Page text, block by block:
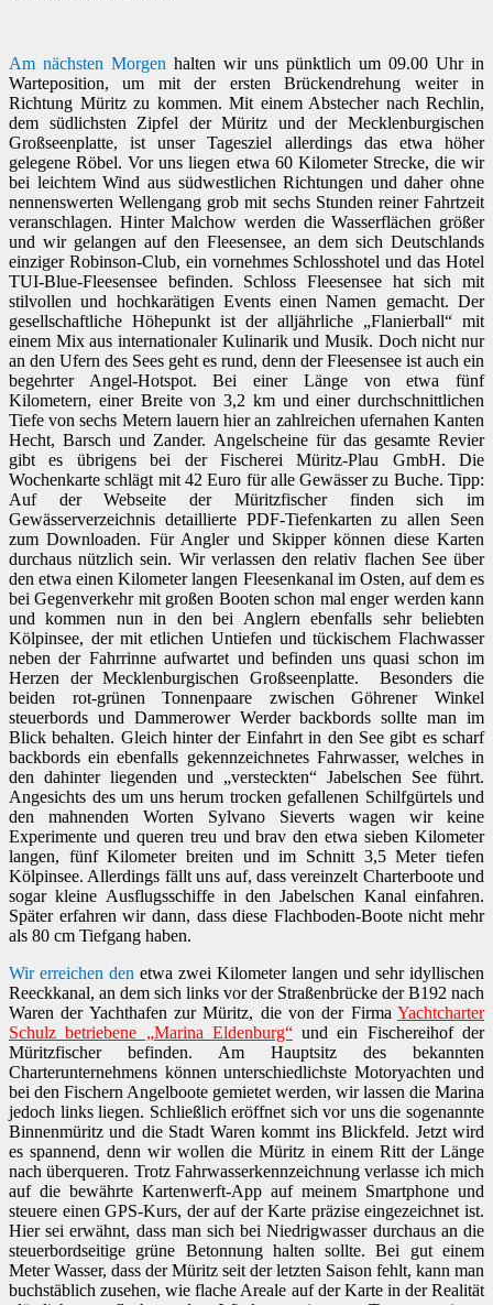
Am nächsten Morgen halten wir uns pünktlich um 09.00 Uhr in
Warteposition, um mit der ersten Brückendrehung weiter in
Richtung Müritz zu kommen. Mit einem Abstecher nach Rechlin,
dem südlichsten Zipfel der Müritz und der Mecklenburgischen
Großseenplatte, ist unser Tagesziel allerdings das etwa höher
gelegene Röbel. Vor uns liegen etwa 60 Kilometer Strecke, die wir
bei leichtem Wind aus südwestlichen Richtungen und daher ohne
nennenswerten Wellengang grob mit sechs Stunden reiner Fahrtzeit
veranschlagen. Hinter Malchow werden die Wasserflächen größer
und wir gelangen auf den Fleesensee, an dem sich Deutschlands
einziger Robinson-Club, ein vornehmes Schlosshotel und das Hotel
TUI-Blue-Fleesensee befinden. Schloss Fleesensee hat sich mit
stilvollen und hochkarätigen Events einen Namen gemacht. Der
gesellschaftliche Höhepunkt ist der alljährliche „Flanierball“ mit
einem Mix aus internationaler Kulinarik und Musik. Doch nicht nur
an den Ufern des Sees geht es rund, denn der Fleesensee ist auch ein
begehrter Angel-Hotspot. Bei einer Länge von etwa fünf
Kilometern, einer Breite von 3,2 km und einer durchschnittlichen
Tiefe von sechs Metern lauern hier an zahlreichen ufernahen Kanten
Hecht, Barsch und Zander. Angelscheine für das gesamte Revier
gibt es übrigens bei der Fischerei Müritz-Plau GmbH. Die
Wochenkarte schlägt mit 42 Euro für alle Gewässer zu Buche. Tipp:
Auf der Webseite der Müritzfischer finden sich im
Gewässerverzeichnis detaillierte PDF-Tiefenkarten zu allen Seen
zum Downloaden. Für Angler und Skipper können diese Karten
durchaus nützlich sein. Wir verlassen den relativ flachen See über
den etwa einen Kilometer langen Fleesenkanal im Osten, auf dem es
bei Gegenverkehr mit großen Booten schon mal enger werden kann
und kommen nun in den bei Anglern ebenfalls sehr beliebten
Kölpinsee, der mit etlichen Untiefen und tückischem Flachwasser
neben der Fahrrinne aufwartet und befinden uns quasi schon im
Herzen der Mecklenburgischen Großseenplatte. Besonders die
beiden rot-grünen Tonnenpaare zwischen Göhrener Winkel
steuerbords und Dammerower Werder backbords sollte man im
Blick behalten. Gleich hinter der Einfahrt in den See gibt es scharf
backbords ein ebenfalls gekennzeichnetes Fahrwasser, welches in
den dahinter liegenden und „versteckten“ Jabelschen See führt.
Angesichts des um uns herum trocken gefallenen Schilfgürtels und
den mahnenden Worten Sylvano Sieverts wagen wir keine
Experimente und queren treu und brav den etwa sieben Kilometer
langen, fünf Kilometer breiten und im Schnitt 3,5 Meter tiefen
Kölpinsee. Allerdings fällt uns auf, dass vereinzelt Charterboote und
sogar kleine Ausflugsschiffe in den Jabelschen Kanal einfahren.
Später erfahren wir dann, dass diese Flachboden-Boote nicht mehr
als 80 cm Tiefgang haben.
Wir erreichen den etwa zwei Kilometer langen und sehr idyllischen
Reeckkanal, an dem sich links vor der Straßenbrücke der B192 nach
Waren der Yachthafen zur Müritz, die von der Firma Yachtcharter
Schulz betriebene „Marina Eldenburg“und ein Fischereihof der
Müritzfischer befinden. Am Hauptsitz des bekannten
Charterunternehmens können unterschiedlichste Motoryachten und
bei den Fischern Angelboote gemietet werden, wir lassen die Marina
jedoch links liegen. Schließlich eröffnet sich vor uns die sogenannte
Binnenmüritz und die Stadt Waren kommt ins Blickfeld. Jetzt wird
es spannend, denn wir wollen die Müritz in einem Ritt der Länge
nach überqueren. Trotz Fahrwasserkennzeichnung verlasse ich mich
auf die bewährte Kartenwerft-App auf meinem Smartphone und
steuere einen GPS-Kurs, der auf der Karte präzise eingezeichnet ist.
Hier sei erwähnt, dass man sich bei Niedrigwasser durchaus an die
steuerbordseitige grüne Betonnung halten sollte. Bei gut einem
Meter Wasser, dass der Müritz seit der letzten Saison fehlt, kann man
buchstäblich zusehen, wie flache Areale auf der Karte in der Realität